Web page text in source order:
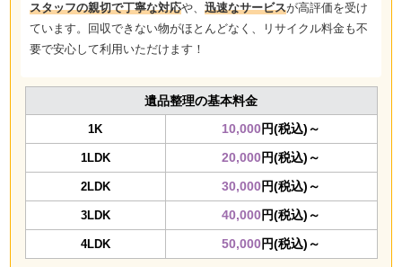
スタッフの親切で丁寧な対応や、 迅速なサービスが高評価を受け
ています。回収できない物がほとんどなく、リサイクル料金も不
要で安心して利用いただけます！
遺品整理の基本料金
1K 10,000円(税込)～
1LDK 20,000円(税込)～
2LDK 30,000円(税込)～
3LDK 40,000円(税込)～
4LDK 50,000円(税込)～